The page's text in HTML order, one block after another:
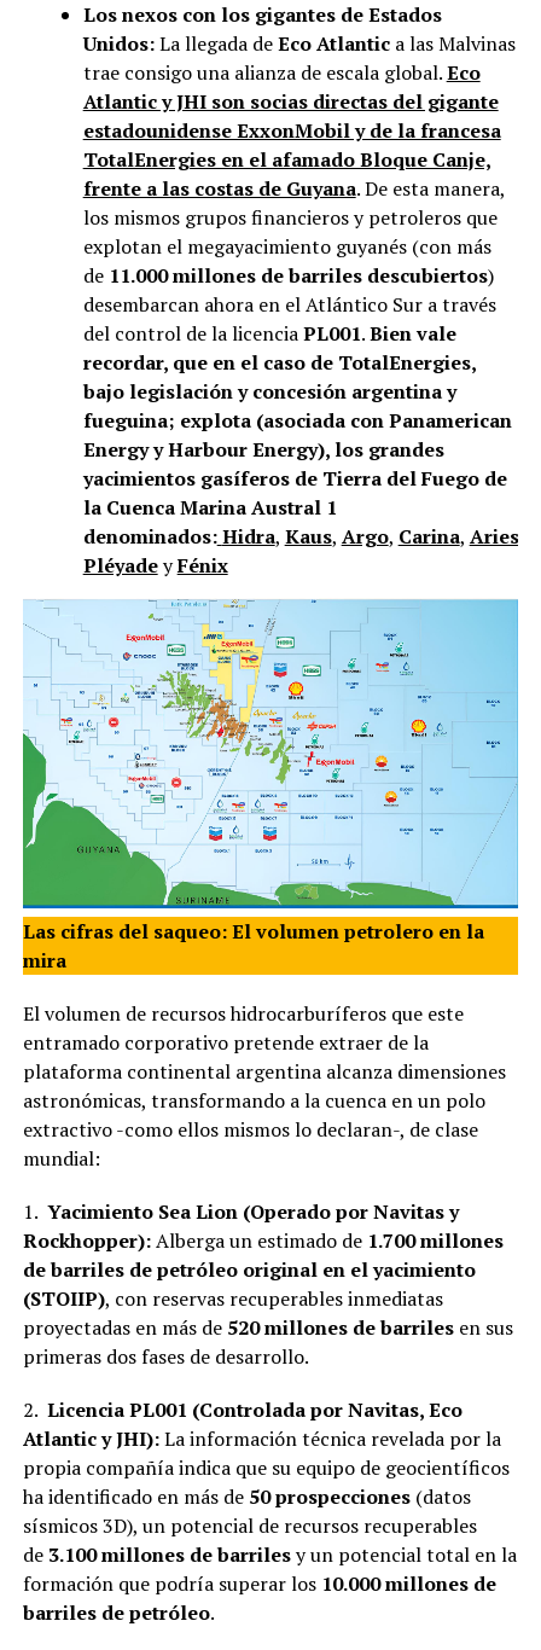
Los nexos con los gigantes de Estados
Unidos:La llegada deEco Atlantica las Malvinas
trae consigo una alianza de escala global.Eco
Atlantic y JHI son socias directas del gigante
estadounidense ExxonMobil y de la francesa
TotalEnergies en el afamado Bloque Canje,
frente a las costas de Guyana. De esta manera,
los mismos grupos financieros y petroleros que
explotan el megayacimiento guyanés (con más
de 11.000 millones de barriles descubiertos)
desembarcan ahora en el Atlántico Sur a través
del control de la licenciaPL001.Bien vale
recordar, que en el caso de TotalEnergies,
bajo legislación y concesión argentina y
fueguina; explota (asociada con Panamerican
Energy y Harbour Energy), los grandes
yacimientos gasíferos de Tierra del Fuego de
la Cuenca Marina Austral 1
denominados:Hidra, Kaus, Argo, Carina, Aries
PléyadeyFénix
Las cifras del saqueo: El volumen petrolero en la
mira
El volumen de recursos hidrocarburíferos que este
entramado corporativo pretende extraer de la
plataforma continental argentina alcanza dimensiones
astronómicas, transformando a la cuenca en un polo
extractivo -como ellos mismos lo declaran-, de clase
mundial:
1. Yacimiento Sea Lion (Operado por Navitas y
Rockhopper):Alberga un estimado de 1.700 millones
de barriles de petróleo original en el yacimiento
(STOIIP), con reservas recuperables inmediatas
proyectadas en más de 520 millones de barrilesen sus
primeras dos fases de desarrollo.
2. Licencia PL001 (Controlada por Navitas, Eco
Atlantic y JHI):La información técnica revelada por la
propia compañía indica que su equipo de geocientíficos
ha identificado en más de 50 prospecciones(datos
sísmicos 3D), un potencial de recursos recuperables
de 3.100 millones de barrilesy un potencial total en la
formación que podría superar los 10.000 millones de
barriles de petróleo.